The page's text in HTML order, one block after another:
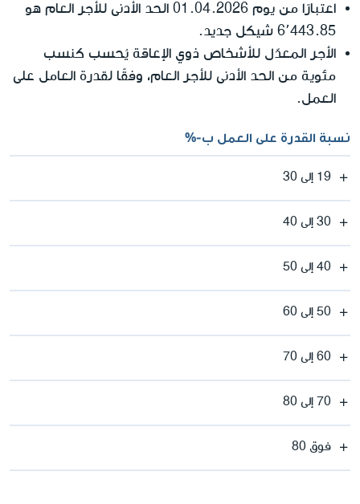
اعتبارًا من يوم 01.04.2026 الحد الأدنى للأجر العام هو
6٬443.85 شيكل جديد.
الأجر المعدّل للأشخاص ذوي الإعاقة يُحسب كنسب
مئوية من الحد الأدنى للأجر العام، وفقًا لقدرة العامل على
العمل.
نسبة القدرة على العمل ب-%
19 إلى 30
30 إلى 40
40 إلى 50
50 إلى 60
60 إلى 70
70 إلى 80
فوق 80